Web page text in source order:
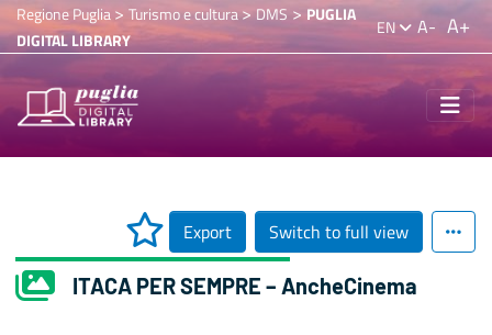
Regione Puglia> Turismo e cultura>DMS > PUGLIA
DIGITAL LIBRARY
EN A- A+
Export Switch to full view
ITACA PER SEMPRE – AncheCinema